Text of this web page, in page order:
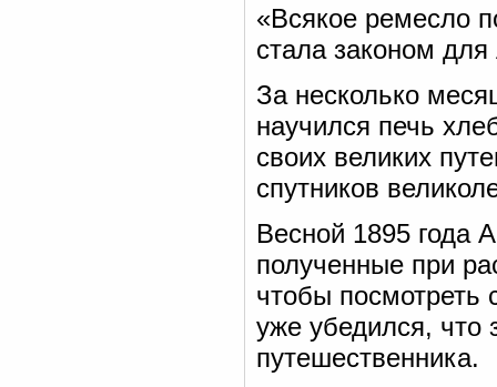
«Всякое ремесло
стала законом
За несколько
научился печь
своих великих
спутников
Весной 1895 года
полученные при
чтобы посмотреть
уже убедился, что
путешественника.